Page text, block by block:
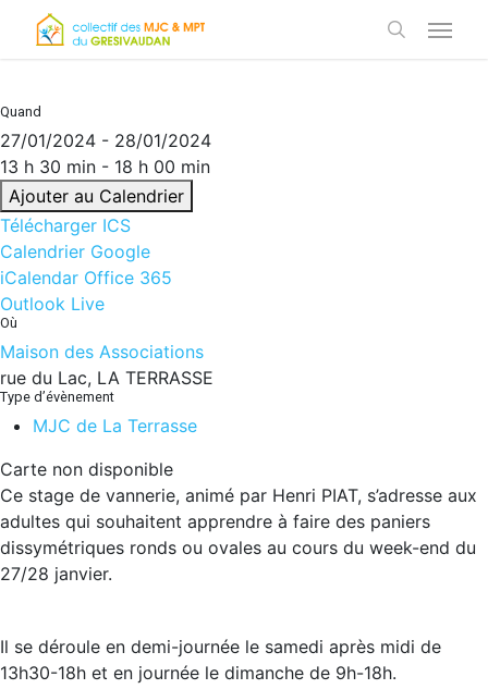
Quand
27/01/2024 - 28/01/2024
13 h 30 min - 18 h 00 min
Ajouter au Calendrier
Télécharger ICS
Calendrier Google
iCalendar Office 365
Outlook Live
Où
Maison des Associations
rue du Lac, LA TERRASSE
Type d’évènement
MJC de La Terrasse
Carte non disponible
Ce stage de vannerie, animé par Henri PIAT, s’adresse aux
adultes qui souhaitent apprendre à faire des paniers
dissymétriques ronds ou ovales au cours du week-end du
27/28 janvier.
Il se déroule en demi-journée le samedi après midi de
13h30-18h et en journée le dimanche de 9h-18h.